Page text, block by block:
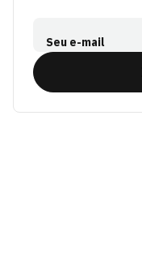
Seu e-mail